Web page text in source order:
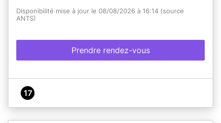
Disponibilité mise à jour le 08/08/2026 à 16:14 (source
ANTS)
Prendre rendez-vous
17